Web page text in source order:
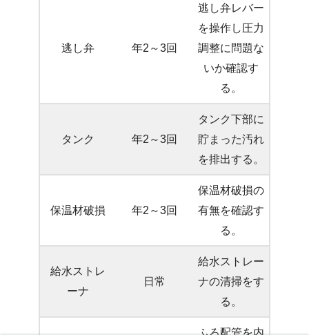
逃し弁 年2～3回
逃し弁レバー
を操作し圧力
調整に問題な
いか確認す
る。
タンク 年2～3回
タンク下部に
貯まった汚れ
を排出する。
保温材破損 年2～3回
保温材破損の
有無を確認す
る。
給水ストレ
ーナ
日常
給水ストレー
ナの清掃をす
る。
ふろ配管を内